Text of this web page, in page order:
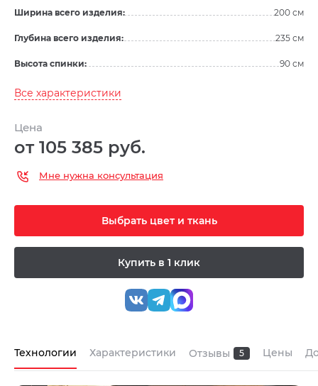
Ширина всего изделия: 200 см
Глубина всего изделия: 235 см
Высота спинки: 90 см
Все характеристики
Цена
от 105 385 руб.
Мне нужна консультация
Выбрать цвет и ткань
Купить в 1 клик
Технологии Характеристики Отзывы 5 Цены